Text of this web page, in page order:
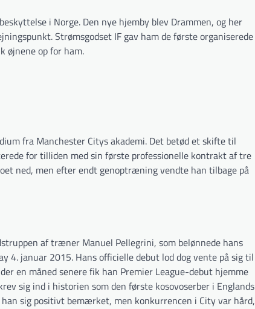
i Norge. Den nye hjemby blev Drammen, og her
Strømsgodset IF gav ham de første organiserede
øjnene op for ham.
fra Manchester Citys akademi. Det betød et skifte til
for tilliden med sin første professionelle kontrakt af tre
ned, men efter endt genoptræning vendte han tilbage på
af træner Manuel Pellegrini, som belønnede hans
4. januar 2015. Hans officielle debut lod dog vente på sig til
en måned senere fik han Premier League-debut hjemme
sig ind i historien som den første kosovoserber i Englands
sig positivt bemærket, men konkurrencen i City var hård,